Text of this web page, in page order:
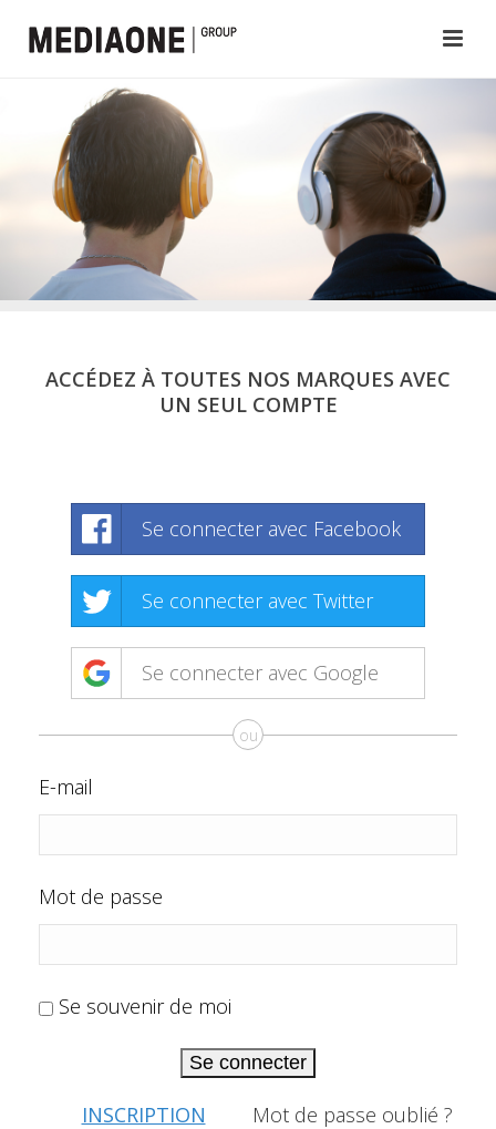
ACCÉDEZ À TOUTES NOS MARQUES AVEC
UN SEUL COMPTE
Se connecter avec Facebook
Se connecter avec Twitter
Se connecter avec Google
ou
E-mail
Mot de passe
Se souvenir de moi
Se connecter
INSCRIPTION Mot de passe oublié ?